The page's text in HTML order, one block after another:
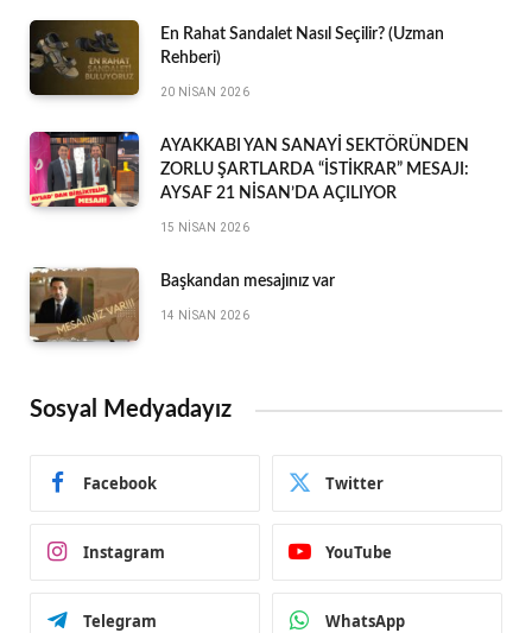
En Rahat Sandalet Nasıl Seçilir? (Uzman
Rehberi)
20 NISAN 2026
AYAKKABI YAN SANAYİ SEKTÖRÜNDEN
ZORLU ŞARTLARDA “İSTİKRAR” MESAJI:
AYSAF 21 NİSAN’DA AÇILIYOR
15 NISAN 2026
Başkandan mesajınız var
14 NISAN 2026
Sosyal Medyadayız
Facebook Twitter
Instagram YouTube
Telegram WhatsApp